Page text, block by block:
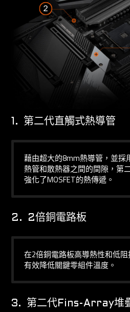
1. 第二代直觸式熱導管
藉由超大的8mm熱導管，並採
熱管和散熱器之間的間隙，第
強化了MOSFET的熱傳遞。
2. 2倍銅電路板
在2倍銅電路板高導熱性和低
有效降低關鍵零組件溫度。
3. 第二代Fins-Array堆